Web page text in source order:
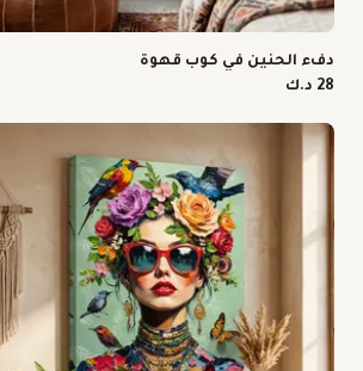
دفء الحنين في كوب قهوة
28 د.ك